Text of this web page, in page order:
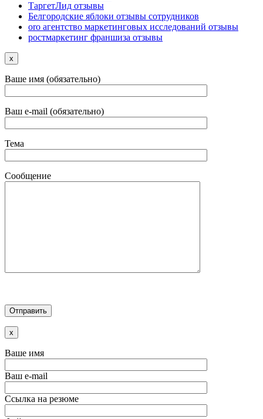
ТаргетЛид отзывы
Белгородские яблоки отзывы сотрудников
oro агентство маркетинговых исследований отзывы
ростмаркетинг франшиза отзывы
x
Ваше имя (обязательно)
Ваш e-mail (обязательно)
Тема
Сообщение
x
Ваше имя
Ваш e-mail
Ссылка на резюме